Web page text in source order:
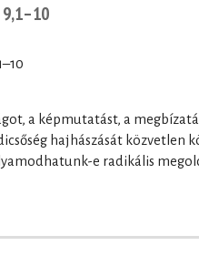
a képmutatást, a
hajhászását közvetlen
e radikális